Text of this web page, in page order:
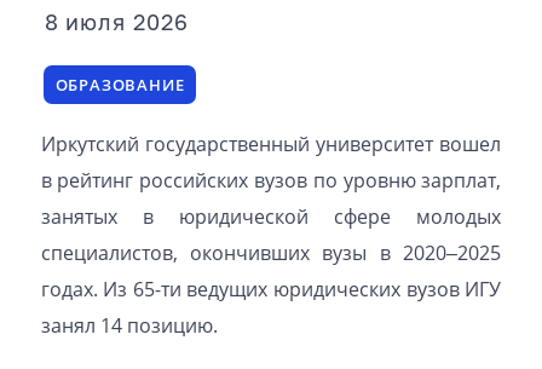
8 июля 2026
ОБРАЗОВАНИЕ
Иркутский государственный университет вошел
в рейтинг российских вузов по уровню зарплат,
занятых в юридической сфере молодых
специалистов, окончивших вузы в 2020‒2025
годах. Из 65-ти ведущих юридических вузов ИГУ
занял 14 позицию.